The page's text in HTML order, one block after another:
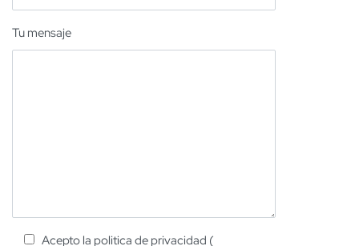
Tu mensaje
Acepto la politica de privacidad (